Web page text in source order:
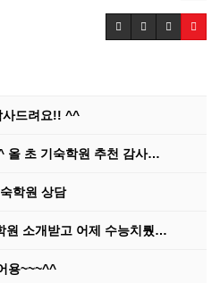
사드려요!! ^^
올 초 기숙학원 추천 감사…
학원 상담
원 소개받고 어제 수능치뤘…
용~~~^^